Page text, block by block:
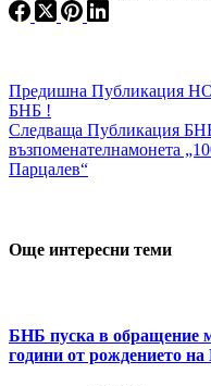
Предишна Публикация
БНБ !
Следваща Публикация
възпоменателнамонета
Парцалев“
Още интересни теми
БНБ пуска в обращение
години от рождението